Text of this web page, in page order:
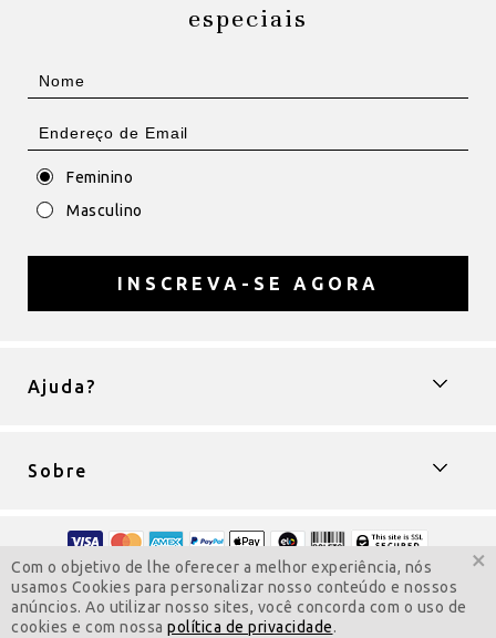
especiais
Feminino
Masculino
INSCREVA-SE AGORA
Ajuda?
Sobre
Copyright © 2009-2022 ColarComNome
Todos os direitos reservados.
Visite a versão para computador
Com o objetivo de lhe oferecer a melhor experiência, nós
usamos Cookies para personalizar nosso conteúdo e nossos
anúncios. Ao utilizar nosso sites, você concorda com o uso de
cookies e com nossa política de privacidade.
×